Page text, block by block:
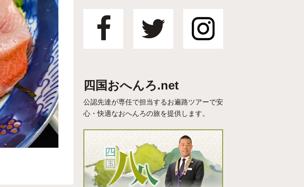
四国おへんろ.net
公認先達が専任で担当するお遍路ツアーで安
心・快適なおへんろの旅を提供します。